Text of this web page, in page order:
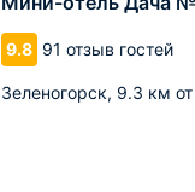
9.8 91 отзыв гостей
Зеленогорск, 9.3 км